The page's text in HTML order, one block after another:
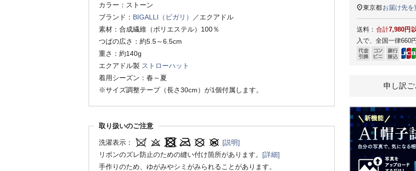
カラー：ストーン
ブランド： BIGALLI（ビガリ）
／エクアドル
素材：合成繊維（ポリエステル）100％
つばの広さ：約5.5～6.5cm
重さ：約140g
エクアドル製 ストローハット
着用シーズン：春～夏
※サイズ調整テープ（長さ30cm）が1個付属します。
取り扱いのご注意
洗濯表示：
[説明]
リボンのズレ防止のための縫い付け箇所があります。 [詳細]
手作りのため、ゆがみやシミがみられることがあります。
東京都お届け先を
送料： 合計7,980円
入で、全国一律660
申し訳ご